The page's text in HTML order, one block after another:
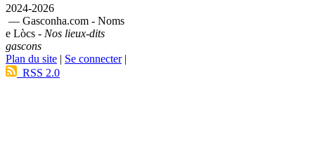
2024-2026
— Gasconha.com - Noms
e Lòcs - Nos lieux-dits
gascons
Plan du site | Se connecter|
RSS 2.0